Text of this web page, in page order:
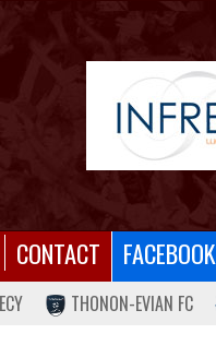
CONTACT FACEBOOK
THONON-EVIAN FC